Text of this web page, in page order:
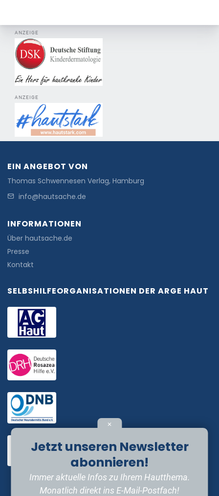
ANZEIGE
ANZEIGE
EIN ANGEBOT VON
Thomas Schwennesen Verlag, Hamburg
info@hautsache.de
INFORMATIONEN
Über hautsache.de
Presse
Kontakt
SELBSHILFEORGANISATIONEN DER ARGE HAUT
✕
Jetzt unseren Newsletter
abonnieren!
Immer aktuelle Infos zu Ihrem Hautthema.
Monatlich direkt ins E-Mail-Postfach!